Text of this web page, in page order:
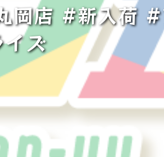
岡店 #新入荷
ズ